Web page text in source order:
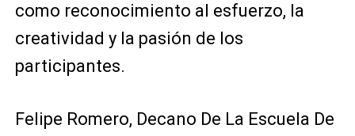
como reconocimiento al esfuerzo, la
creatividad y la pasión de los
participantes.
Felipe Romero, Decano De La Escuela De